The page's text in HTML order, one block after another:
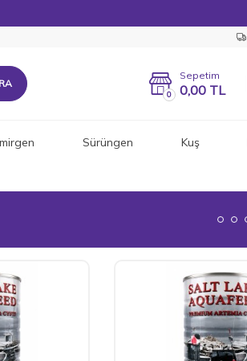
0
Sepetim
0,00 TL
Sürüngen Kuş